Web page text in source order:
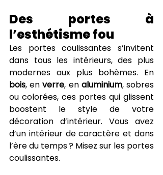
Des portes à
l’esthétisme fou
Les portes coulissantes s’invitent
dans tous les intérieurs, des plus
bois, en verre, en aluminium, sobres
ou colorées, ces portes qui glissent
boostent le style de votre
décoration d’intérieur. Vous avez
d’un intérieur de caractère et dans
l’ère du temps ? Misez sur les portes
coulissantes.